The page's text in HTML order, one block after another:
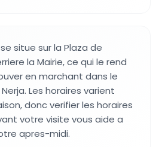
situe sur la Plaza de
la Mairie, ce qui le rend
en marchant dans le
Les horaires varient
donc verifier les horaires
votre visite vous aide a
apres-midi.